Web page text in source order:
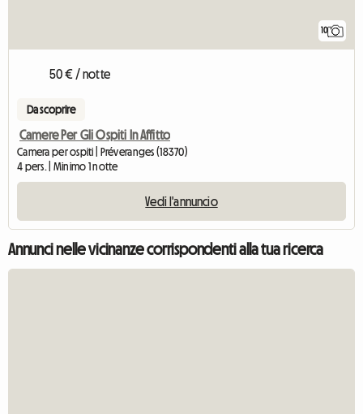
10
50 € / notte
Da scoprire
Camere Per Gli Ospiti In Affitto
Camera per ospiti | Préveranges (18370)
4 pers. | Minimo 1 notte
Vedi l'annuncio
Annunci nelle vicinanze corrispondenti alla tua ricerca